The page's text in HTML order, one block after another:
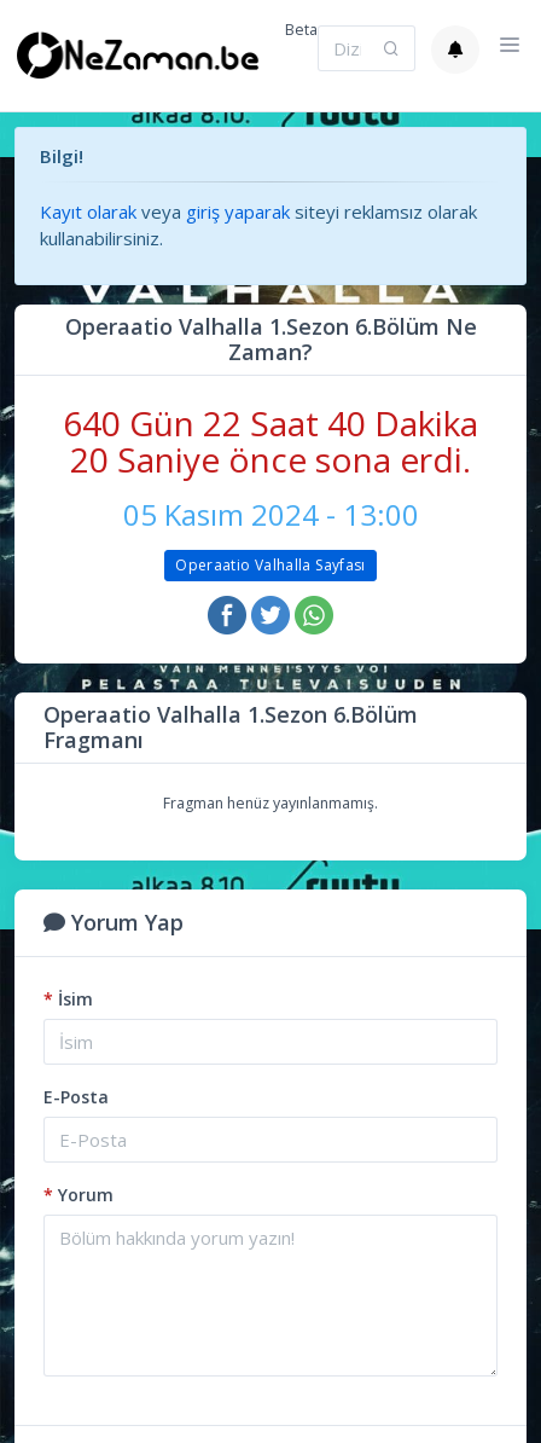
Beta
Bilgi!
Kayıt olarak veya giriş yaparak siteyi reklamsız olarak
kullanabilirsiniz.
Operaatio Valhalla 1.Sezon 6.Bölüm Ne
Zaman?
640 Gün 22 Saat 40 Dakika
20 Saniye önce sona erdi.
05 Kasım 2024 - 13:00
Operaatio Valhalla Sayfası
Operaatio Valhalla 1.Sezon 6.Bölüm
Fragmanı
Fragman henüz yayınlanmamış.
Yorum Yap
* İsim
E-Posta
* Yorum